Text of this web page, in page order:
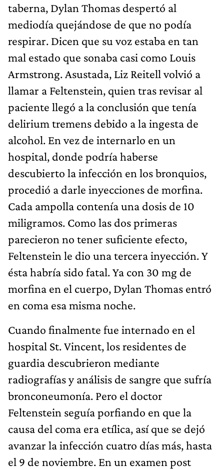
taberna, Dylan Thomas despertó al
mediodía quejándose de que no podía
respirar. Dicen que su voz estaba en tan
mal estado que sonaba casi como Louis
Armstrong. Asustada, Liz Reitell volvió a
llamar a Feltenstein, quien tras revisar al
paciente llegó a la conclusión que tenía
delirium tremens debido a la ingesta de
alcohol. En vez de internarlo en un
hospital, donde podría haberse
descubierto la infección en los bronquios,
procedió a darle inyecciones de morfina.
Cada ampolla contenía una dosis de 10
miligramos. Como las dos primeras
parecieron no tener suficiente efecto,
Feltenstein le dio una tercera inyección. Y
ésta habría sido fatal. Ya con 30 mg de
morfina en el cuerpo, Dylan Thomas entró
en coma esa misma noche.
Cuando finalmente fue internado en el
hospital St. Vincent, los residentes de
guardia descubrieron mediante
radiografías y análisis de sangre que sufría
bronconeumonía. Pero el doctor
Feltenstein seguía porfiando en que la
causa del coma era etílica, así que se dejó
avanzar la infección cuatro días más, hasta
el 9 de noviembre. En un examen post